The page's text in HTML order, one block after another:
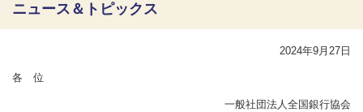
ニュース＆トピックス
2024年9月27日
各 位
一般社団法人全国銀行協会